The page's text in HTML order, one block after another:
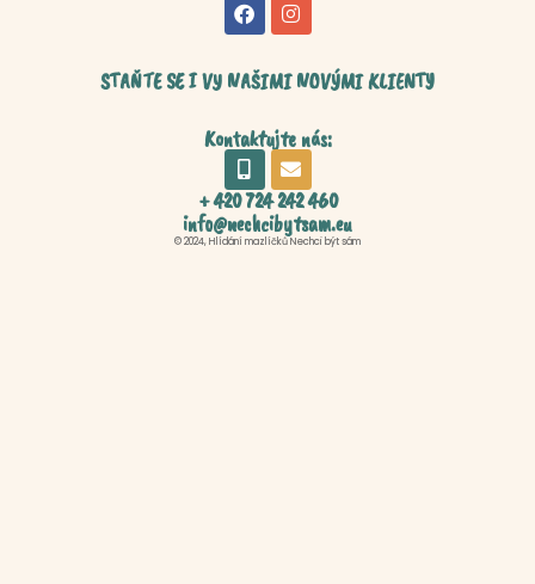
STAŇTE SE I VY NAŠIMI NOVÝMI KLIENTY
Kontaktujte nás:
+ 420 724 242 460
info@nechcibytsam.eu
© 2024, Hlídání mazlíčků Nechci být sám